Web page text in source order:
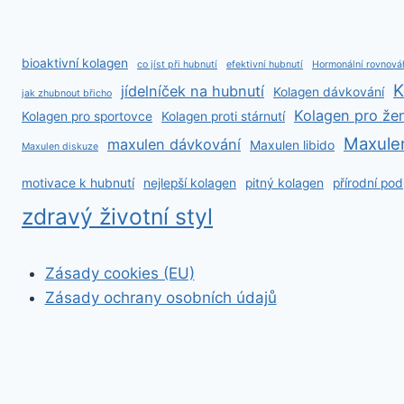
bioaktivní kolagen co jíst při hubnutí efektivní hubnutí Hormonální
jak zhubnout břicho jídelníček na hubnutí Kolagen dávkování
Kolagen pro sportovce
Kolagen proti stárnutí Kolagen pro
Maxulen diskuze maxulen dávkování Maxulen libido
motivace k hubnutí nejlepší kolagen pitný kolagen přírodní
zdravý životní styl
Zásady cookies (EU)
Zásady ochrany osobních údajů